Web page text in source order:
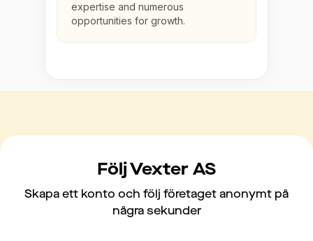
expertise and numerous
opportunities for growth.
Följ Vexter AS
Skapa ett konto och följ företaget anonymt på
några sekunder